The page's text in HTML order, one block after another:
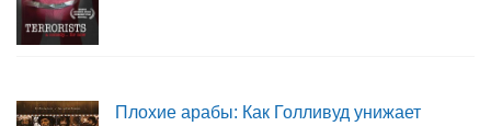
Плохие арабы: Как Голливуд унижает